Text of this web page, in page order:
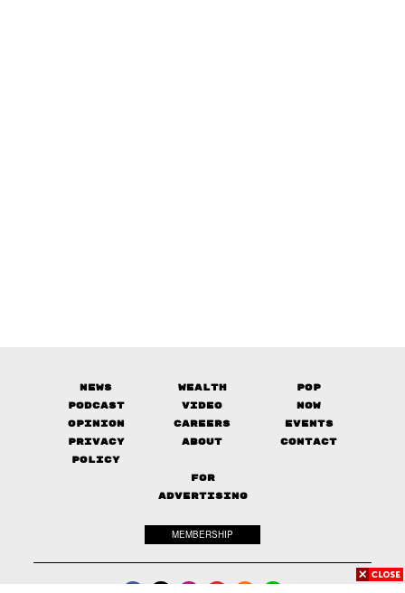
News Wealth
Pop
Podcast
Video
Now
Opinion
Careers
Events
Privacy
Policy
About Contact
FOR
ADVERTISING
MEMBERSHIP